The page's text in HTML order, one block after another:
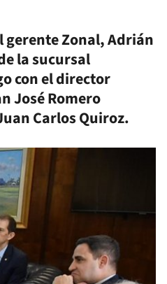
gerente Zonal, Adrián
la sucursal
con el director
José Romero
Carlos Quiroz.